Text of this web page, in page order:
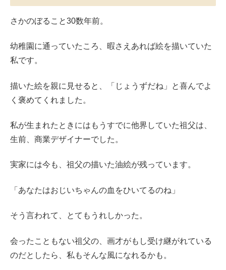
さかのぼること30数年前。
幼稚園に通っていたころ、暇さえあれば絵を描いていた
私です。
描いた絵を親に見せると、「じょうずだね」と喜んでよ
く褒めてくれました。
私が生まれたときにはもうすでに他界していた祖父は、
生前、商業デザイナーでした。
実家には今も、祖父の描いた油絵が残っています。
「あなたはおじいちゃんの血をひいてるのね」
そう言われて、とてもうれしかった。
会ったこともない祖父の、画才がもし受け継がれている
のだとしたら、私もそんな風になれるかも。